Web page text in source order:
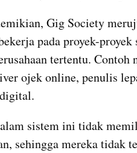
Gig Society
pada proyek-
tertentu.
ojek online, penulis
sistem ini tidak
sehingga mereka tidak